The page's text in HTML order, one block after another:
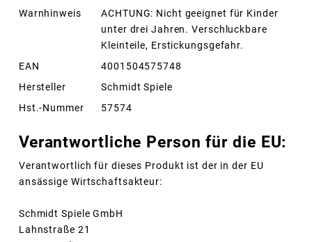
Warnhinweis
ACHTUNG: Nicht geeignet für Kinder
unter drei Jahren. Verschluckbare
Kleinteile, Erstickungsgefahr.
EAN
4001504575748
Hersteller
Schmidt Spiele
Hst.-Nummer
57574
Verantwortliche Person für die EU:
Verantwortlich für dieses Produkt ist der in der EU
ansässige Wirtschaftsakteur:
Schmidt Spiele GmbH
Lahnstraße 21